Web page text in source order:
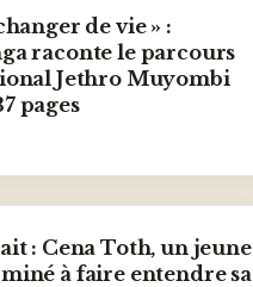
de vie » :
raconte le parcours
Jethro Muyombi
pages
: Cena Toth, un jeune
à faire entendre sa